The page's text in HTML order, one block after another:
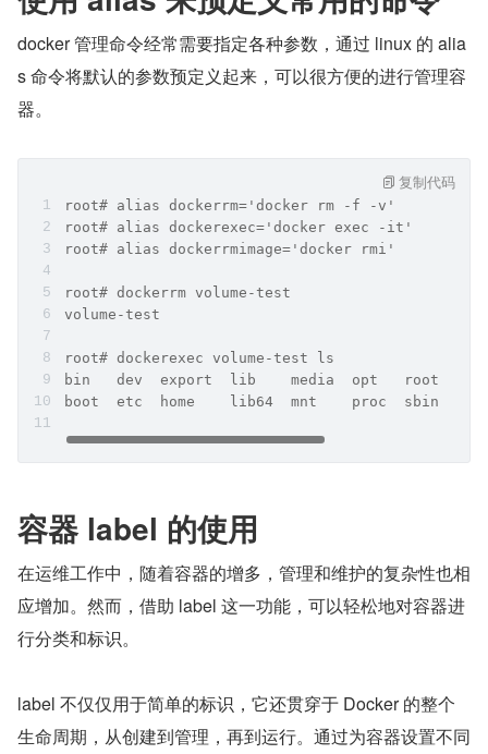
docker 管理命令经常需要指定各种参数，通过 linux 的 alia
s 命令将默认的参数预定义起来，可以很方便的进行管理容
器。
root# alias dockerrm='docker rm -f -v'
root# alias dockerexec='docker exec -it'
root# alias dockerrmimage='docker rmi'
root# dockerrm volume-test
volume-test
root# dockerexec volume-test ls
bin   dev  export  lib    media  opt   root
boot  etc  home    lib64  mnt    proc  sbin
复制代码
容器 label 的使用
在运维工作中，随着容器的增多，管理和维护的复杂性也相
应增加。然而，借助 label 这一功能，可以轻松地对容器进
行分类和标识。
label 不仅仅用于简单的标识，它还贯穿于 Docker 的整个
生命周期，从创建到管理，再到运行。通过为容器设置不同